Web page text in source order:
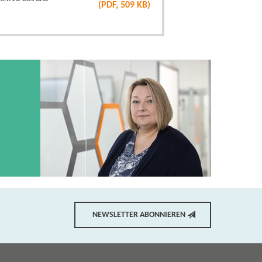
(PDF, 509 KB)
NEWSLETTER ABONNIEREN